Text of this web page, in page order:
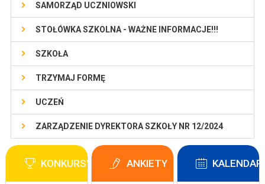
SAMORZĄD UCZNIOWSKI
STOŁÓWKA SZKOLNA - WAŻNE INFORMACJE!!!
SZKOŁA
TRZYMAJ FORMĘ
UCZEŃ
ZARZĄDZENIE DYREKTORA SZKOŁY NR 12/2024
KONKURSY ANKIETY